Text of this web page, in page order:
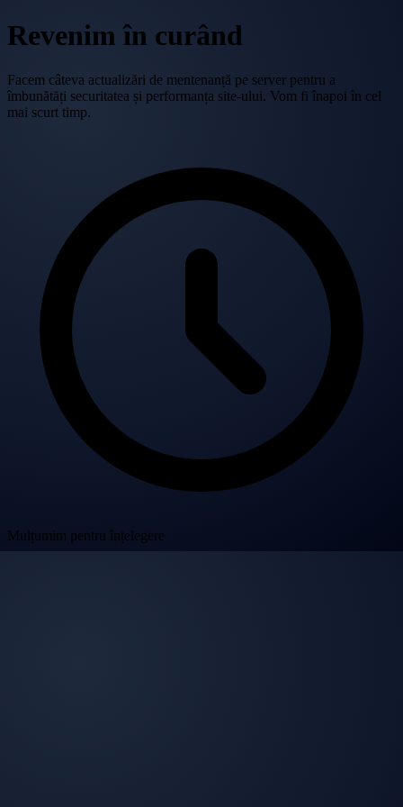
Revenim în curând
Facem câteva actualizări de mentenanță pe server pentru a
îmbunătăți securitatea și performanța site-ului. Vom fi înapoi în cel
mai scurt timp.
Mulțumim pentru înțelegere